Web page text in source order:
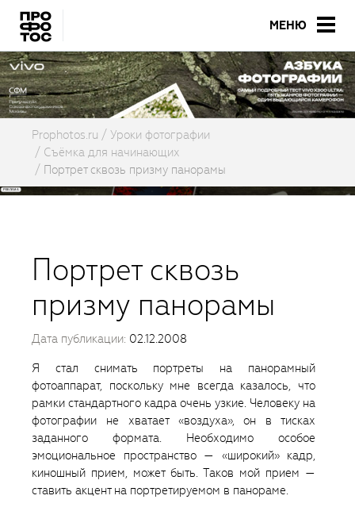
МЕНЮ
Prophotos.ru
Уроки фотографии
Съёмка для начинающих
Портрет сквозь призму панорамы
Портрет сквозь
призму панорамы
Дата публикации: 02.12.2008
Я стал снимать портреты на панорамный
фотоаппарат, поскольку мне всегда казалось, что
рамки стандартного кадра очень узкие. Человеку на
фотографии не хватает «воздуха», он в тисках
заданного формата. Необходимо особое
эмоциональное пространство — «широкий» кадр,
киношный прием, может быть. Таков мой прием —
ставить акцент на портретируемом в панораме.